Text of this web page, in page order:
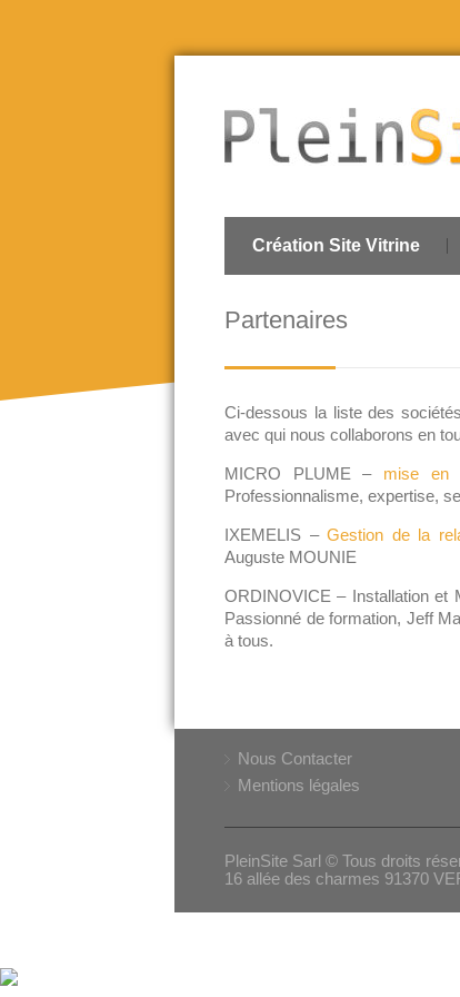
Création Site Vitrine
Partenaires
Ci-dessous la liste des
avec qui nous collaborons en
MICRO PLUME – mise en
Professionnalisme, expertise,
IXEMELIS –Gestion de la
Auguste MOUNIE
ORDINOVICE – Installation et
Passionné de formation, Jeff
à tous.
Nous Contacter
Mentions légales
PleinSite Sarl © Tous droits
16 allée des charmes 91370